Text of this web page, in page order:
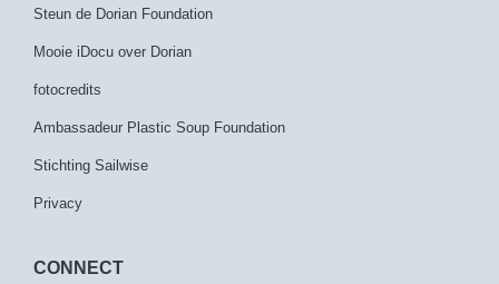
Steun de Dorian Foundation
Mooie iDocu over Dorian
fotocredits
Ambassadeur Plastic Soup Foundation
Stichting Sailwise
Privacy
CONNECT